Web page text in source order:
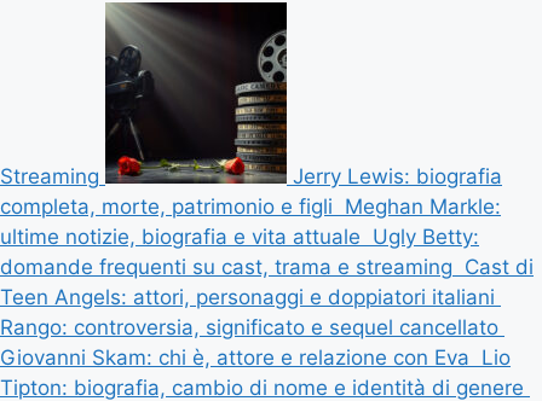
Streaming
Jerry Lewis: biografia
completa, morte, patrimonio e figli Meghan Markle:
ultime notizie, biografia e vita attuale Ugly Betty:
domande frequenti su cast, trama e streaming Cast di
Teen Angels: attori, personaggi e doppiatori italiani
Rango: controversia, significato e sequel cancellato
Giovanni Skam: chi è, attore e relazione con Eva Lio
Tipton: biografia, cambio di nome e identità di genere